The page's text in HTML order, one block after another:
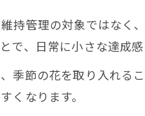
で感じる秋の金木犀がも
が造園業の体力維持にも
作業が自然と体力を高め
の手入れで毎日の運動不
持管理の対象ではなく
、日常に小さな達成感
季節の花を取り入れる
くなります。